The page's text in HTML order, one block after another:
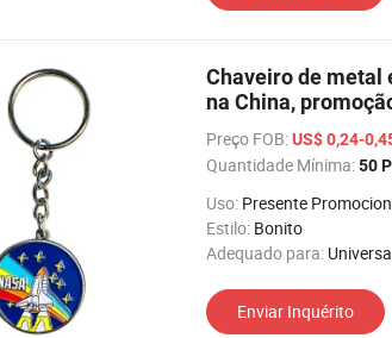
Chaveiro de metal
na China,
Preço FOB:US$ 0,24-
Quantidade Mínima:50
Uso: Presente Promocional, Abridor de Garrafa,
Estilo: Bonito
Adequado para:
Enviar Inquérito